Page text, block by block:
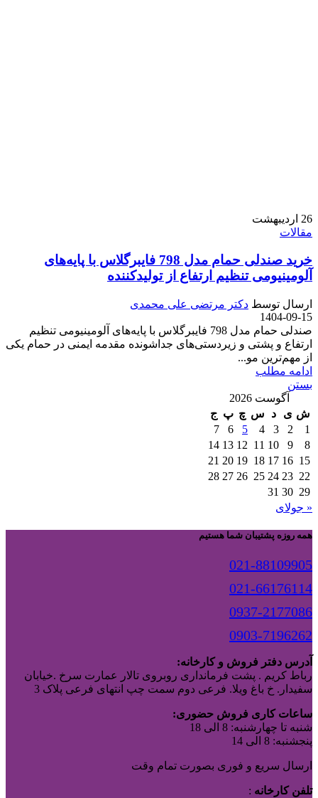
26 اردیبهشت
مقالات
خرید صندلی حمام مدل 798 فایبرگلاس با پایه‌های
آلومینیومی تنظیم ارتفاع از تولیدکننده
ارسال توسط دکتر مرتضی علی محمدی
1404-09-15
صندلی حمام مدل 798 فایبرگلاس با پایه‌های آلومینیومی تنظیم
ارتفاع و پشتی و زیردستی‌های جداشونده مقدمه ایمنی در حمام یکی
از مهم‌ترین مو...
ادامه مطلب
بستن
آگوست 2026
ش ی د س چ پ ج
1
2
3
4
5
6
7
8
9
10
11
12
13
14
15
16
17
18
19
20
21
22
23
24
25
26
27
28
29
30
31
« جولای
همه روزه پشتیبان شما هستیم
021-88109905
021-66176114
0937-2177086
0903-7196262
آدرس دفتر فروش و کارخانه:
رباط کریم . پشت فرمانداری روبروی تالار عمارت سرخ .خیابان
سفیدار. خ باغ ویلا. فرعی دوم سمت چپ انتهای فرعی پلاک 3
ساعات کاری فروش حضوری:
شنبه تا چهارشنبه: 8 الی 18
پنجشنبه: 8 الی 14
ارسال سریع و فوری بصورت تمام وقت
تلفن کارخانه :